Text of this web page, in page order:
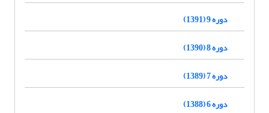
دوره 9 (1391)
دوره 8 (1390)
دوره 7 (1389)
دوره 6 (1388)